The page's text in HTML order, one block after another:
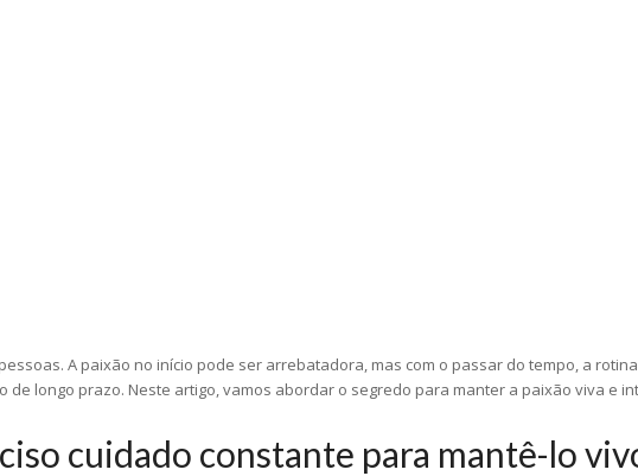
A paixão no início pode ser arrebatadora, mas com o passar do tempo, a
longo prazo. Neste artigo, vamos abordar o segredo para manter a paixão viva e
cuidado constante para mantê-lo